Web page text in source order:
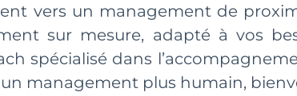
vers un management de
sur mesure, adapté à vos
spécialisé dans
management plus humain,